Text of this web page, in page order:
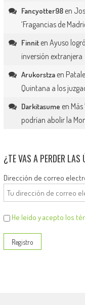
Fancyotter98en
‘Fragancias de
Finniten Ayuso
inversión extranjera
Arukorstzaen
Quintana a los
Darkitasume en
podrían abolir la
¿TE VAS A PERDER
Dirección de correo
He leído y acepto los